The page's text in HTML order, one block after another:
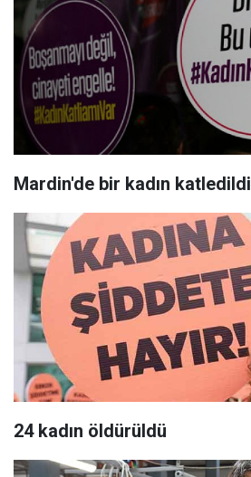
Mardin'de bir kadın katledildi
24 kadın öldürüldü